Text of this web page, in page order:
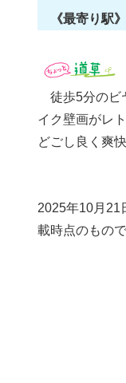
《最寄り駅》
徒歩5分のビ
イク壁画がレ
どごし良く爽
2025年10月21
載時点のもの